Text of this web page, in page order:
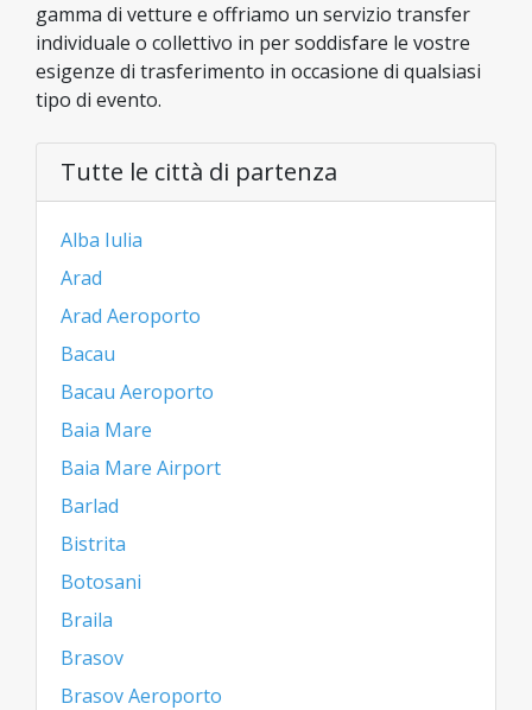
gamma di vetture e offriamo un servizio transfer
individuale o collettivo in per soddisfare le vostre
esigenze di trasferimento in occasione di qualsiasi
tipo di evento.
Tutte le città di partenza
Alba Iulia
Arad
Arad Aeroporto
Bacau
Bacau Aeroporto
Baia Mare
Baia Mare Airport
Barlad
Bistrita
Botosani
Braila
Brasov
Brasov Aeroporto